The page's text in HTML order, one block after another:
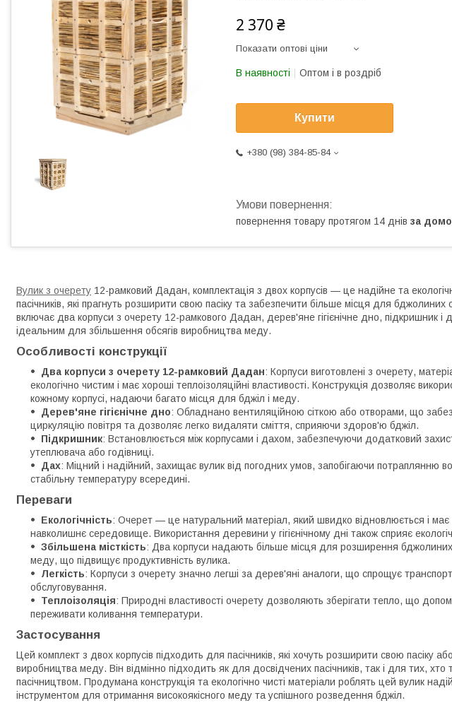
2 370 ₴
Показати оптові ціни
В наявності Оптом і в роздріб
Купити
+380 (98) 384-85-84
повернення товару протягом 14 днів за
Вулик з очерету 12-рамковий Дадан, комплектація з двох корпусів — це надійне та
пасічників, які прагнуть розширити свою пасіку та забезпечити більше місця для бджолиних
включає два корпуси з очерету 12-рамкового Дадан, дерев'яне гігієнічне дно, підкришник і
ідеальним для збільшення обсягів виробництва меду.
Особливості конструкції
Два корпуси з очерету 12-рамковий Дадан: Корпуси виготовлені з очерету,
екологічно чистим і має хороші теплоізоляційні властивості. Конструкція дозволяє
кожному корпусі, надаючи багато місця для бджіл і меду.
Дерев'яне гігієнічне дно: Обладнано вентиляційною сіткою або отворами, що
циркуляцію повітря та дозволяє легко видаляти сміття, сприяючи здоров'ю бджіл.
Підкришник: Встановлюється між корпусами і дахом, забезпечуючи додатковий
утеплювача або годівниці.
Дах: Міцний і надійний, захищає вулик від погодних умов, запобігаючи потраплянню
стабільну температуру всередині.
Переваги
Екологічність: Очерет — це натуральний матеріал, який швидко відновлюється і має
навколишнє середовище. Використання деревини у гігієнічному дні також сприяє
Збільшена місткість: Два корпуси надають більше місця для розширення бджолиних
меду, що підвищує продуктивність вулика.
Легкість: Корпуси з очерету значно легші за дерев'яні аналоги, що спрощує
обслуговування.
Теплоізоляція: Природні властивості очерету дозволяють зберігати тепло, що
переживати коливання температури.
Застосування
Цей комплект з двох корпусів підходить для пасічників, які хочуть розширити свою пасіку
виробництва меду. Він відмінно підходить як для досвідчених пасічників, так і для тих, хто
пасічництвом. Продумана конструкція та екологічно чисті матеріали роблять цей вулик
інструментом для отримання високоякісного меду та успішного розведення бджіл.